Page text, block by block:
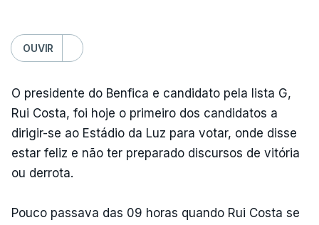
OUVIR
O presidente do Benfica e candidato pela lista G,
Rui Costa, foi hoje o primeiro dos candidatos a
dirigir-se ao Estádio da Luz para votar, onde disse
estar feliz e não ter preparado discursos de vitória
ou derrota.
Pouco passava das 09 horas quando Rui Costa se